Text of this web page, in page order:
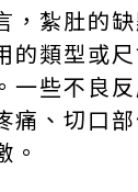
，紮肚的
的類型或
一些不良
痛、切口
。